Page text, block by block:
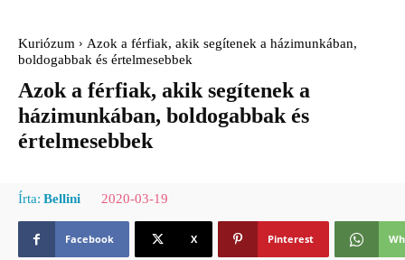
Kuriózum
Azok a férfiak, akik segítenek a házimunkában,
boldogabbak és értelmesebbek
Azok a férfiak, akik segítenek a
házimunkában, boldogabbak és
értelmesebbek
Írta: Bellini 2020-03-19
Facebook X Pinterest